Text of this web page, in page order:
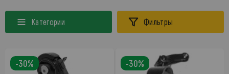
Категории Фильтры
-30% -30%